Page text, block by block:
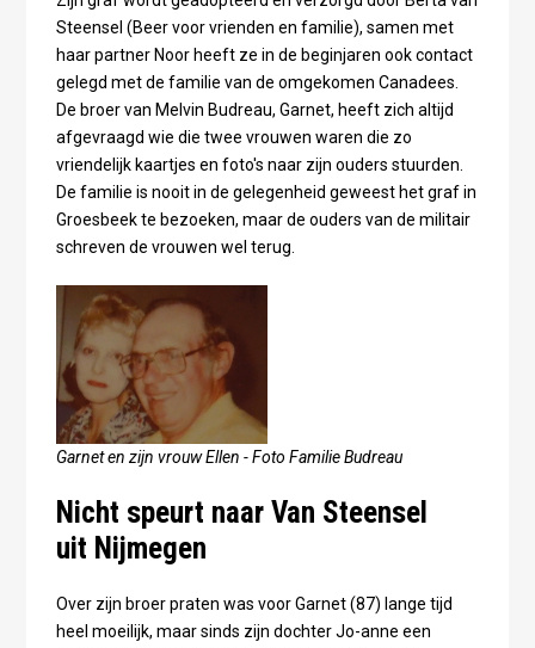
Steensel (Beer voor vrienden en familie), samen met
haar partner Noor heeft ze in de beginjaren ook contact
gelegd met de familie van de omgekomen Canadees.
De broer van Melvin Budreau, Garnet, heeft zich altijd
afgevraagd wie die twee vrouwen waren die zo
vriendelijk kaartjes en foto's naar zijn ouders stuurden.
De familie is nooit in de gelegenheid geweest het graf in
Groesbeek te bezoeken, maar de ouders van de militair
schreven de vrouwen wel terug.
Garnet en zijn vrouw Ellen - Foto Familie Budreau
Nicht speurt naar Van Steensel
uit Nijmegen
Over zijn broer praten was voor Garnet (87) lange tijd
heel moeilijk, maar sinds zijn dochter Jo-anne een